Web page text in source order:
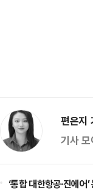
편은
기사
‘통합 대한항공·진에